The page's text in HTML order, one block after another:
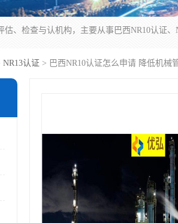
NR13认证 > 巴西NR10认证怎么申请 降低机械